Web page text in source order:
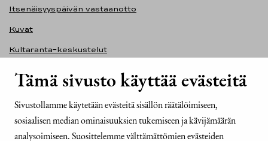
Tämä sivusto käyttää evästeitä
Sivustollamme käytetään evästeitä sisällön räätälöimiseen,
sosiaalisen median ominaisuuksien tukemiseen ja kävijämäärän
analysoimiseen. Suosittelemme välttämättömien evästeiden
Itsenäisyyspäivän vastaanotto
Kuvat
Kultaranta-keskustelut
Presidentti.fi-sivuston saavutettavuusseloste